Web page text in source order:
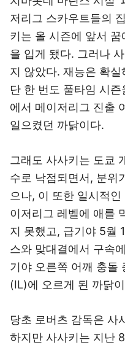
저리그 스카우트들의
키는 올 시즌에 앞서
을 입게 됐다. 그러나
지 않았다. 재능은 확
단 한 번도 풀타임 시
에서 메이저리그 진출
일으켰던 까닭이다.
그래도 사사키는 도쿄
수로 낙점되면서, 분위
으나, 이 또한 일시적
이저리그 레벨에 애를
지 못했고, 급기야 5월
스와 맞대결에서 구속
기야 오른쪽 어깨 충돌
(IL)에 오르게 된 까닭
당초 로버츠 감독은 사
하지만 사사키는 지난